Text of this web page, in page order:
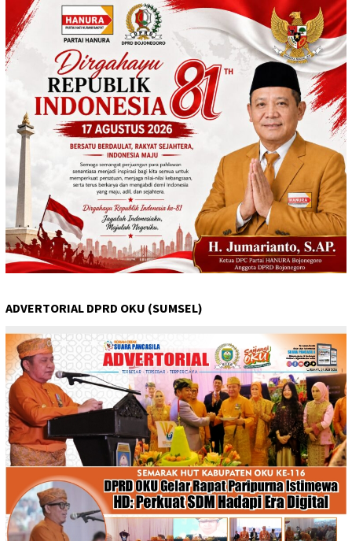
ADVERTORIAL DPRD OKU (SUMSEL)